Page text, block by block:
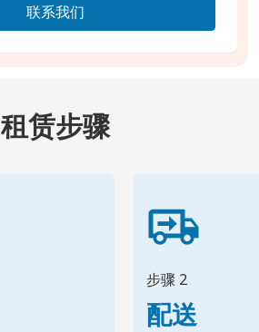
联系我们
租赁步骤
步骤 2
配送